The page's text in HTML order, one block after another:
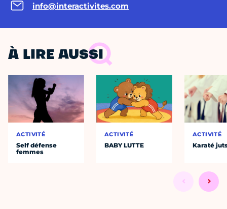
info@interactivites.com
À LIRE AUSSI
ACTIVITÉ
Self défense
femmes
ACTIVITÉ
BABY LUTTE
ACTIVITÉ
Karaté